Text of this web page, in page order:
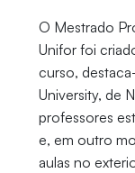
O Mestrado
Unifor foi
curso,
University, de
professores
e, em outro
aulas no